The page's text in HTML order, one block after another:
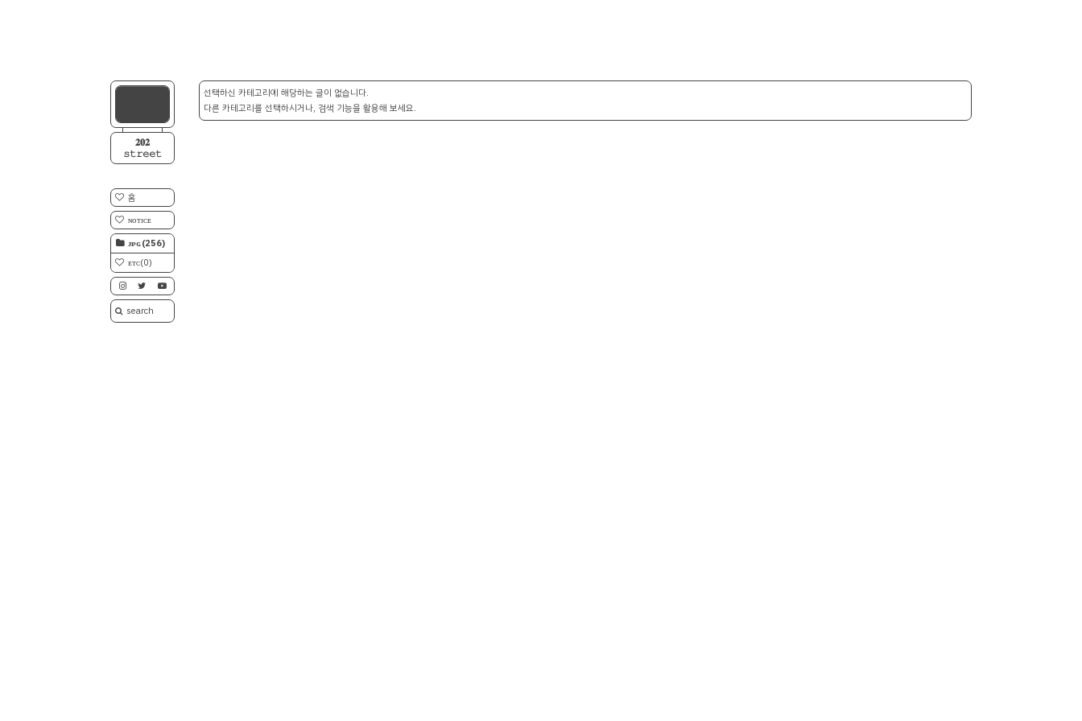
𝟐𝟎𝟐
𝚜𝚝𝚛𝚎𝚎𝚝
홈
ɴᴏᴛɪᴄᴇ
ᴊᴘɢ(256)
ᴇᴛᴄ(0)
선택하신 카테고리에 해당하는 글이 없습니다.
다른 카테고리를 선택하시거나, 검색 기능을 활용해 보세요.